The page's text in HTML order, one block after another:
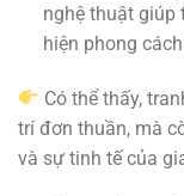
nghệ thuật giúp
hiện phong
Có thể thấy,
trí đơn thuần, mà
và sự tinh tế của